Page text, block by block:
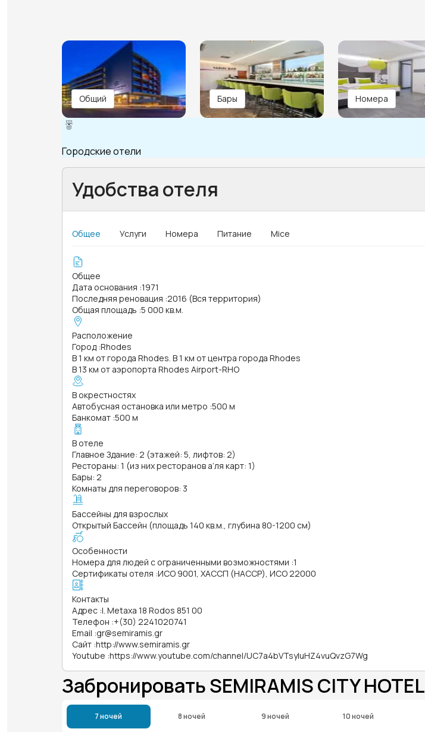
Общий Бары Номера
Городские отели
Удобства отеля
Общее Услуги Номера Питание Mice
Общее
Дата основания :1971
Последняя реновация :2016 (Вся территория)
Общая площадь :5 000 кв.м.
Расположение
Город :Rhodes
В 1 км от города Rhodes. В 1 км от центра города Rhodes
В 13 км от аэропорта Rhodes Airport-RHO
В окрестностях
Автобусная остановка или метро :500 м
Банкомат :500 м
В отеле
Главное Здание: 2 (этажей: 5, лифтов: 2)
Рестораны: 1 (из них ресторанов а’ля карт: 1)
Бары: 2
Комнаты для переговоров: 3
Бассейны для взрослых
Открытый Бассейн (площадь 140 кв.м., глубина 80-1200 см)
Особенности
Номера для людей с ограниченными возможностями :1
Сертификаты отеля :ИСО 9001, ХАССП (HACCP), ИСО 22000
Контакты
Адрес :I. Metaxa 18 Rodos 851 00
Телефон :+(30) 2241020741
Email :gr@semiramis.gr
Сайт :http://www.semiramis.gr
Youtube :https://www.youtube.com/channel/UC7a4bVTsyluHZ4vuQvzG7Wg
Забронировать SEMIRAMIS CITY HOTEL
7 ночей 8 ночей 9 ночей 10 ночей